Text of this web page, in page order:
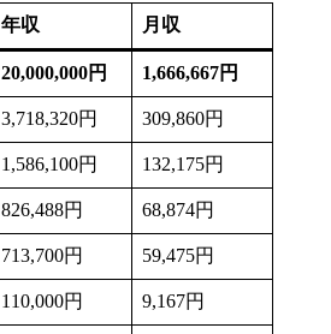
年収 月収
20,000,000円 1,666,667円
3,718,320円 309,860円
1,586,100円 132,175円
826,488円 68,874円
713,700円 59,475円
110,000円 9,167円